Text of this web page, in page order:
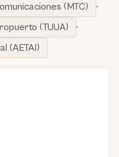
(MTC)
·
(TUUA)
·
(AETAI)